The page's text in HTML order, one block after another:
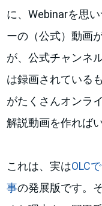
に、Webinarを思
ーの（公式）動画
が、公式チャンネ
は録画されている
がたくさんオンラ
解説動画を作れば
これは、実はOLC
事の発展版です。